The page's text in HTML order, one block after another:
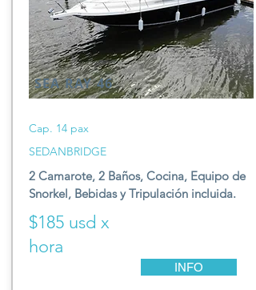
SEA RAY 46
Cap. 14 pax
SEDANBRIDGE
2 Camarote, 2 Baños, Cocina, Equipo de
Snorkel, Bebidas y Tripulación incluida.
$185 usd x
hora
INFO